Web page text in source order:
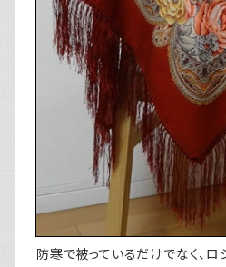
防寒で被っているだけでなく、